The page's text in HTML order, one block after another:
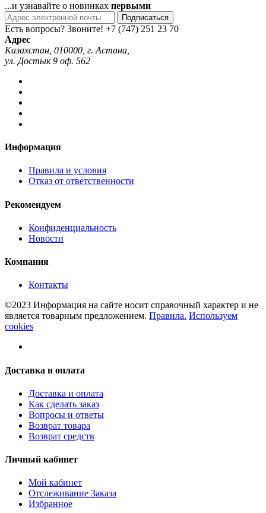
...и узнавайте о новинках первыми
Подписаться
Есть вопросы? Звоните! +7 (747) 251 23 70
Адрес
Казахстан, 010000, г. Астана,
ул. Достык 9 оф. 562
Информация
Правила и условия
Отказ от ответственности
Рекомендуем
Конфиденциальность
Новости
Компания
Контакты
©2023 Информация на сайте носит справочный характер и не
является товарным предложением. Правила. Используем
cookies
Доставка и оплата
Доставка и оплата
Как сделать заказ
Вопросы и ответы
Возврат товара
Возврат средств
Личный кабинет
Мой кабинет
Отслеживание Заказа
Избранное